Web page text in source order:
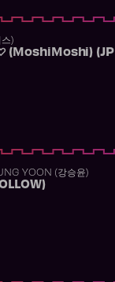
)
♡ (MoshiMoshi) (JP
YOON (강승윤)